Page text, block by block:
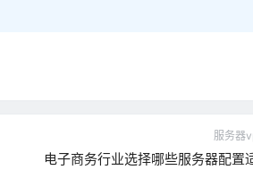
服务器
电子商务行业选择哪些服务器配置